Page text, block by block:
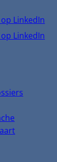
LinkedIn
LinkedIn